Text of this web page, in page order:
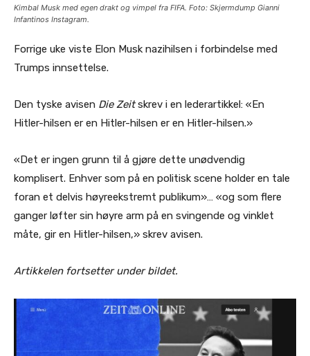
Kimbal Musk med egen drakt og vimpel fra FIFA. Foto: Skjermdump Gianni
Infantinos Instagram.
Forrige uke viste Elon Musk nazihilsen i forbindelse med
Trumps innsettelse.
Den tyske avisen Die Zeitskrev i en lederartikkel: «En
Hitler-hilsen er en Hitler-hilsen er en Hitler-hilsen.»
«Det er ingen grunn til å gjøre dette unødvendig
komplisert. Enhver som på en politisk scene holder en tale
foran et delvis høyreekstremt publikum»… «og som flere
ganger løfter sin høyre arm på en svingende og vinklet
måte, gir en Hitler-hilsen,» skrev avisen.
Artikkelen fortsetter under bildet.